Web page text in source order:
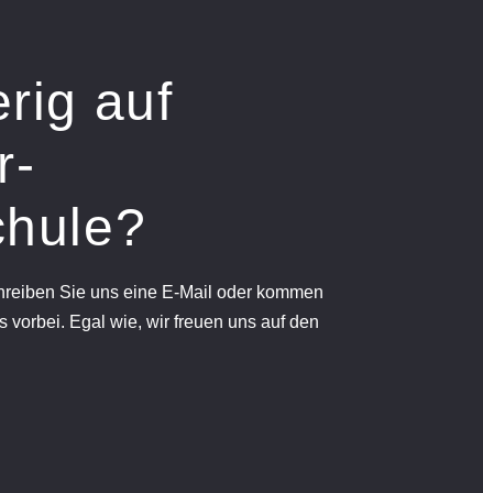
auf
Sie uns eine E-Mail oder kommen
vorbei. Egal wie, wir freuen uns auf den